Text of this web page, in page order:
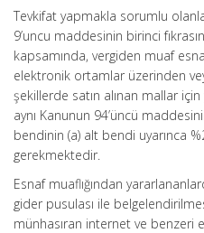
Tevkifat yapmakla sorumlu
9’uncu maddesinin birinci
kapsamında, vergiden muaf
elektronik ortamlar üzerinden
şekillerde satın alınan mallar
aynı Kanunun 94’üncü
bendinin (a) alt bendi uyarınca
gerekmektedir.
Esnaf muaflığından
gider pusulası ile
münhasıran internet ve